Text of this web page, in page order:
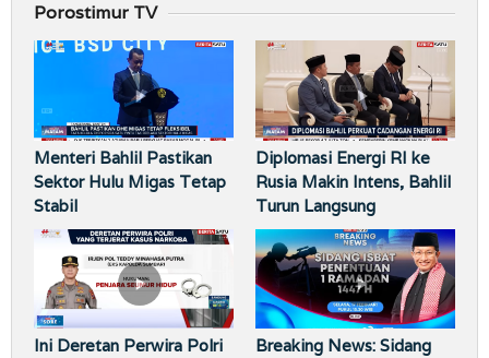
Porostimur TV
Menteri Bahlil Pastikan
Sektor Hulu Migas Tetap
Stabil
Diplomasi Energi RI ke
Rusia Makin Intens, Bahlil
Turun Langsung
Ini Deretan Perwira Polri
Breaking News: Sidang